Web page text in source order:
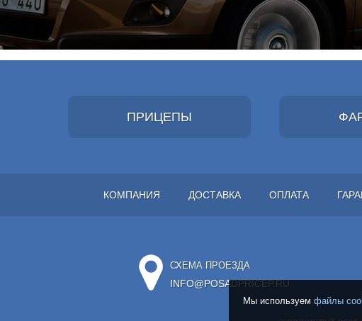
Мы используем файлы
ПРИЦЕПЫ
КОМПАНИЯ ДОСТАВКА ОПЛАТА
СХЕМА ПРОЕЗДА
INFO@POSADPRICEP.RU